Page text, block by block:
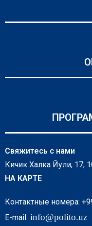
Свяжитесь с нами
Кичик Халка Йули, 17,
НА КАРТЕ
Контактные номера:
E-mail: info@polito.uz